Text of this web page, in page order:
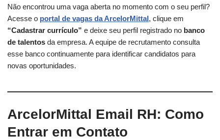
Não encontrou uma vaga aberta no momento com o seu perfil?
Acesse o portal de vagas da ArcelorMittal, clique em
“Cadastrar currículo” e deixe seu perfil registrado no banco
de talentos da empresa. A equipe de recrutamento consulta
esse banco continuamente para identificar candidatos para
novas oportunidades.
ArcelorMittal Email RH: Como
Entrar em Contato